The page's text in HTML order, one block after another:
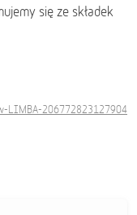
się ze składek
LIMBA-206772823127904